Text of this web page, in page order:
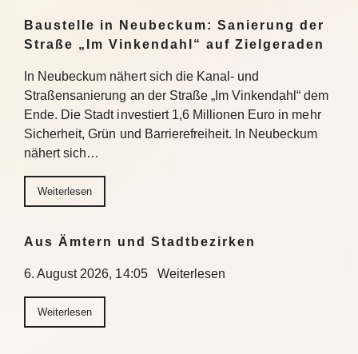
Baustelle in Neubeckum: Sanierung der
Straße „Im Vinkendahl“ auf Zielgeraden
In Neubeckum nähert sich die Kanal- und
Straßensanierung an der Straße „Im Vinkendahl“ dem
Ende. Die Stadt investiert 1,6 Millionen Euro in mehr
Sicherheit, Grün und Barrierefreiheit. In Neubeckum
nähert sich…
Weiterlesen
Aus Ämtern und Stadtbezirken
6. August 2026, 14:05 Weiterlesen
Weiterlesen